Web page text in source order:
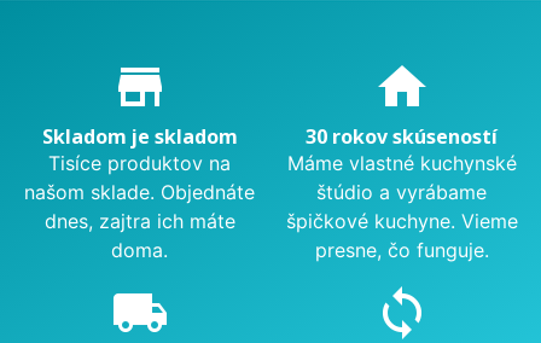
Proč nakupovat u nás?
store_mall_directory
Skladom je skladom
Tisíce produktov na
našom sklade. Objednáte
dnes, zajtra ich máte
doma.
home
30 rokov skúseností
Máme vlastné kuchynské
štúdio a vyrábame
špičkové kuchyne. Vieme
presne, čo funguje.
local_shipping sync